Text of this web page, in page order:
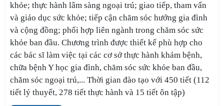
khỏe; thực hành lâm sàng ngoại trú; giao tiếp, tham vấn
và giáo dục sức khỏe; tiếp cận chăm sóc hướng gia đình
và cộng đồng; phối hợp liên ngành trong chăm sóc sức
khỏe ban đầu. Chương trình được thiết kế phù hợp cho
các bác sĩ làm việc tại các cơ sở thực hành khám bệnh,
chữa bệnh Y học gia đình, chăm sóc sức khỏe ban đầu,
chăm sóc ngoại trú,... Thời gian đào tạo với 450 tiết (112
tiết lý thuyết, 278 tiết thực hành và 15 tiết ôn tập)